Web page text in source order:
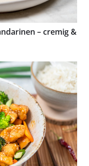
– cremig &